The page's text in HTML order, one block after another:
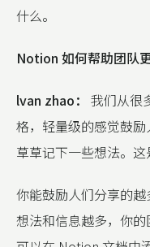
什么。
Notion 如何帮助团队
lvan zhao： 我们从很
格，轻量级的感觉鼓
草草记下一些想法。这
你能鼓励人们分享的
想法和信息越多，你